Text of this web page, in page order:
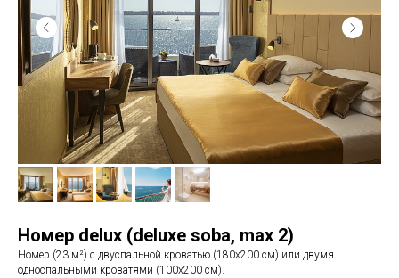
Номер delux (deluxe soba, max 2)
Номер (23 м²) с двуспальной кроватью (180x200 см) или двумя
односпальными кроватями (100х200 см).